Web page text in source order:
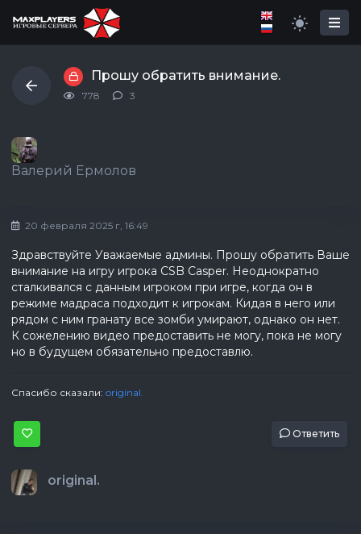
Прошу обратить внимание.
778 3
Валерий Ермолов
20 февраля 2025 г, 16:49
Здравствуйте Уважаемые админы. Прошу обратить Ваше
внимание на игру игрока CSB Casper. Неоднократно
сталкивался с данным игроком при игре, когда он в
режиме мадраса подходит к игрокам. Кидая в него или
рядом с ним гранату все зомби умирают, однако он нет.
К сожелению видео предоставить не могу, пока не могу
но в будущем обязательно предоставлю.
Спасибо сказали: original.
Ответить
original.